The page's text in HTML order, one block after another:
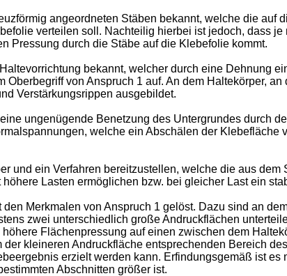
angeordneten Stäben bekannt, welche die auf
verteilen soll. Nachteilig hierbei ist jedoch, dass
Pressung durch die Stäbe auf die Klebefolie kommt.
bekannt, welcher durch eine Dehnung
von Anspruch 1 auf. An dem Haltekörper,
Verstärkungsrippen ausgebildet.
ungenügende Benetzung des Untergrundes durch
welche ein Abschälen der
und ein Verfahren bereitzustellen, welche die aus
Lasten ermöglichen bzw. bei gleicher Last ein
Merkmalen von Anspruch 1 gelöst. Dazu sind an
zwei unterschiedlich große Andruckflächen
Flächenpressung auf einen zwischen dem
kleineren Andruckfläche entsprechenden Bereich
erzielt werden kann. Erfindungsgemäß ist
Abschnitten größer ist.